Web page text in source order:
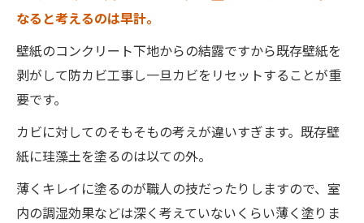
なると考えるのは早計。
壁紙のコンクリート下地からの結露ですから既存壁紙を
剥がして防カビ工事し一旦カビをリセットすることが重
要です。
カビに対してのそもそもの考えが違いすぎます。既存壁
紙に珪藻土を塗るのは以ての外。
薄くキレイに塗るのが職人の技だったりしますので、室
内の調湿効果などは深く考えていないくらい薄く塗りま